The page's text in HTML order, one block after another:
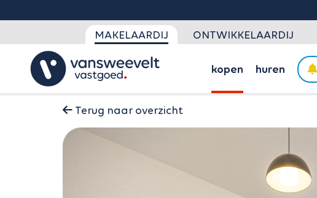
MAKELAARDIJ ONTWIKKELAARDIJ
kopen huren
Terug naar overzicht